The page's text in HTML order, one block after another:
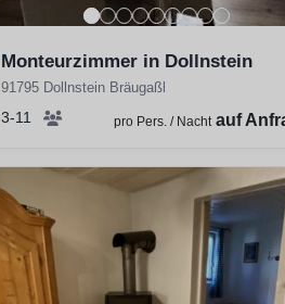
Monteurzimmer in Dollnstein
91795 Dollnstein Bräugaßl
3-11 pro Pers. / Nacht auf